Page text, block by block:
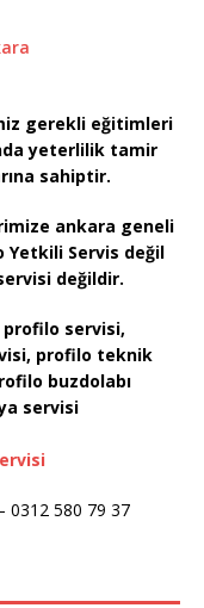
gerekli eğitimleri
yeterlilik tamir
sahiptir.
ankara geneli
Servis değil
değildir.
servisi,
profilo teknik
buzdolabı
servisi
0312 580 79 37